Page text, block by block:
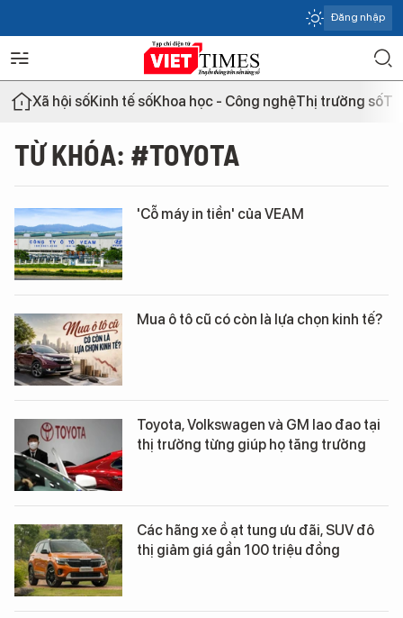
Đăng nhập
Xã hội sốKinh tế sốKhoa học - Công nghệThị trường số
TỪ KHÓA: #TOYOTA
'Cỗ máy in tiền' của VEAM
Mua ô tô cũ có còn là lựa chọn kinh tế?
Toyota, Volkswagen và GM lao đao tại
thị trường từng giúp họ tăng trưởng
Các hãng xe ồ ạt tung ưu đãi, SUV đô
thị giảm giá gần 100 triệu đồng